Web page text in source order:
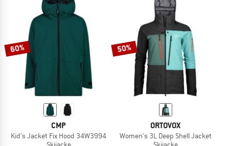
60%
CMP
Kid's Jacket Fix Hood 34W3994
50%
ORTOVOX
Women's 3L Deep Shell Jacket